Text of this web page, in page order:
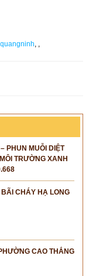
PHUN MUỖI DIỆT
TRƯỜNG XANH
CHÁY HẠ LONG
CAO THẮNG